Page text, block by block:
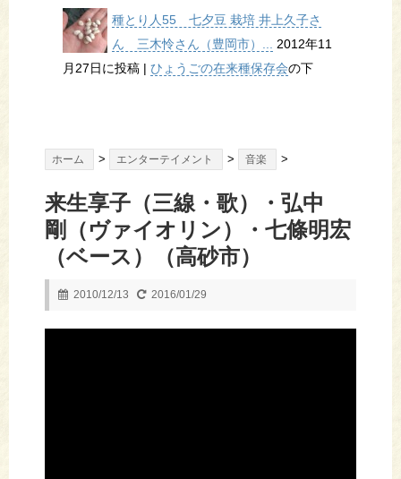
種とり人55 七夕豆 栽培 井上久子さ
ん 三木怜さん（豊岡市）... 2012年11
月27日に投稿 | ひょうごの在来種保存会の下
ホーム > エンターテイメント > 音楽 >
来生享子（三線・歌）・弘中
剛（ヴァイオリン）・七條明宏
（ベース）（高砂市）
2010/12/13 2016/01/29